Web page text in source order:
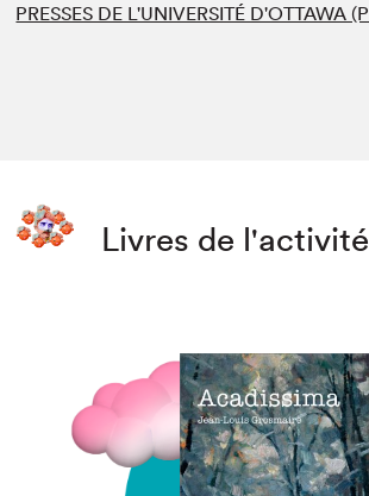
PRESSES DE L'UNIVERSITÉ D'OTTAWA
Livres de l'activité